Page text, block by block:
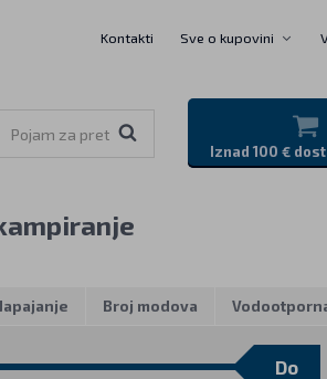
Kontakti Sve o kupovini
Iznad 100 €
Broj modova